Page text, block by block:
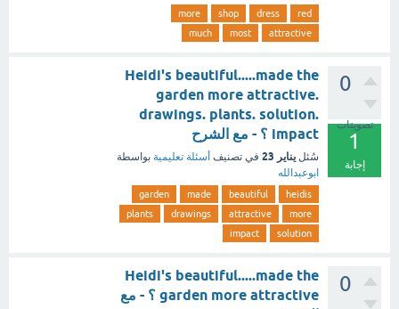
red
dress
shop
more
attractive
most
much
0
تصويتات
1
إجابة
Heidi's beautiful.....made the
garden more attractive.
drawings. plants. solution.
impact ؟ - مع الشرح
سُئل يناير 23 في تصنيف أسئلة تعليمية بواسطة
ابوعبدالله
heidis
beautiful
made
garden
more
attractive
drawings
plants
solution
impact
0
Heidi's beautiful.....made the
garden more attractive ؟ - مع